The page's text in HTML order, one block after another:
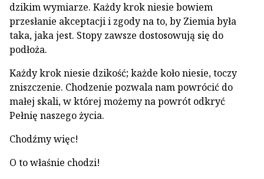
dzikim wymiarze. Każdy krok niesie bowiem
przesłanie akceptacji i zgody na to, by Ziemia była
taka, jaka jest. Stopy zawsze dostosowują się do
podłoża.
Każdy krok niesie dzikość; każde koło niesie, toczy
zniszczenie. Chodzenie pozwala nam powrócić do
małej skali, w której możemy na powrót odkryć
Pełnię naszego życia.
Chodźmy więc!
O to właśnie chodzi!